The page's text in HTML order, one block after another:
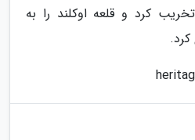
کرد و قلعه اوکلند را به